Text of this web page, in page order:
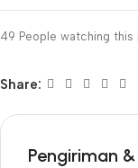
49 People watching
Share:
Pengiriman